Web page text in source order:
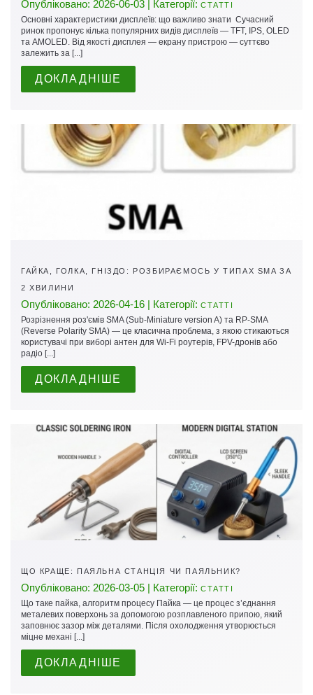
Опубліковано: 2026-06-03 | Категорії: СТАТТІ
Основні характеристики дисплеїв: що важливо знати Сучасний
ринок пропонує кілька популярних видів дисплеїв — TFT, IPS, OLED
та AMOLED. Від якості дисплея — екрану пристрою — суттєво
залежить за [...]
ДОКЛАДНІШЕ
ГАЙКА, ГОЛКА, ГНІЗДО: РОЗБИРАЄМОСЬ У ТИПАХ SMA ЗА
2 ХВИЛИНИ
Опубліковано: 2026-04-16 | Категорії: СТАТТІ
Розрізнення роз'ємів SMA (Sub-Miniature version A) та RP-SMA
(Reverse Polarity SMA) — це класична проблема, з якою стикаються
користувачі при виборі антен для Wi-Fi роутерів, FPV-дронів або
радіо [...]
ДОКЛАДНІШЕ
ЩО КРАЩЕ: ПАЯЛЬНА СТАНЦІЯ ЧИ ПАЯЛЬНИК?
Опубліковано: 2026-03-05 | Категорії: СТАТТІ
Що таке пайка, алгоритм процесу Пайка — це процес з’єднання
металевих поверхонь за допомогою розплавленого припою, який
заповнює зазор між деталями. Після охолодження утворюється
міцне механі [...]
ДОКЛАДНІШЕ